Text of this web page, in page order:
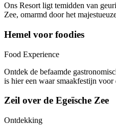
Ons Resort ligt temidden van
Zee, omarmd door het
Hemel voor foodies
Food Experience
Ontdek de befaamde
is hier een waar smaakfestijn
Zeil over de Egeïsche Zee
Ontdekking